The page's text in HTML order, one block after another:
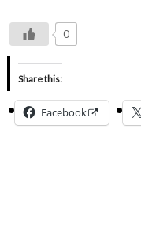
0
Share this:
Facebook